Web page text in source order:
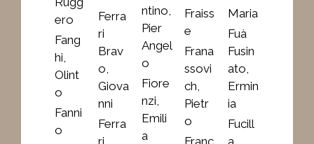
ero
Fang
hi,
Olint
o
Fanni
o
Ferra
ri
Brav
o,
Giova
nni
Ferra
ri
ntino,
Pier
Angel
o
Fiore
nzi,
Emili
a
Fraiss
e
Frana
ssovi
ch,
Pietr
o
Franc
Maria
Fuà
Fusin
ato,
Ermin
ia
Fucill
a,